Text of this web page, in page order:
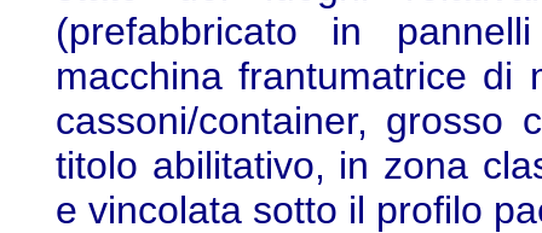
(prefabbricato in
macchina frantumatrice di
cassoni/container, grosso
titolo abilitativo, in zona
e vincolata sotto il profilo